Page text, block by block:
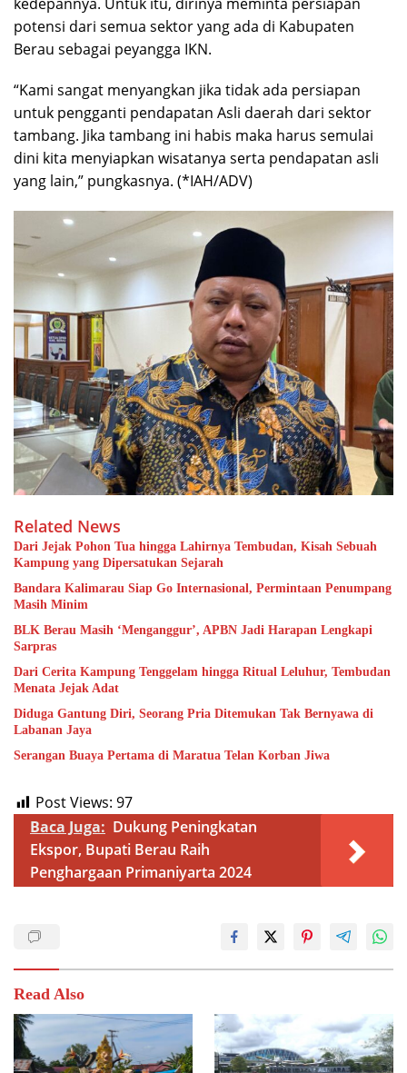
potensi dari semua sektor yang ada di Kabupaten
Berau sebagai peyangga IKN.
“Kami sangat menyangkan jika tidak ada persiapan
untuk pengganti pendapatan Asli daerah dari sektor
tambang. Jika tambang ini habis maka harus semulai
dini kita menyiapkan wisatanya serta pendapatan asli
yang lain,” pungkasnya. (*IAH/ADV)
Related News
Dari Jejak Pohon Tua hingga Lahirnya Tembudan, Kisah Sebuah
Kampung yang Dipersatukan Sejarah
Bandara Kalimarau Siap Go Internasional, Permintaan Penumpang
Masih Minim
BLK Berau Masih ‘Menganggur’, APBN Jadi Harapan Lengkapi
Sarpras
Dari Cerita Kampung Tenggelam hingga Ritual Leluhur, Tembudan
Menata Jejak Adat
Diduga Gantung Diri, Seorang Pria Ditemukan Tak Bernyawa di
Labanan Jaya
Serangan Buaya Pertama di Maratua Telan Korban Jiwa
Post Views: 97
Baca Juga: Dukung Peningkatan
Ekspor, Bupati Berau Raih
Penghargaan Primaniyarta 2024
Read Also